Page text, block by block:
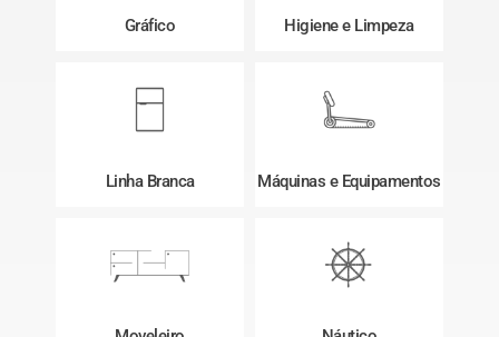
Gráfico Higiene e Limpeza
Linha Branca Máquinas e Equipamentos